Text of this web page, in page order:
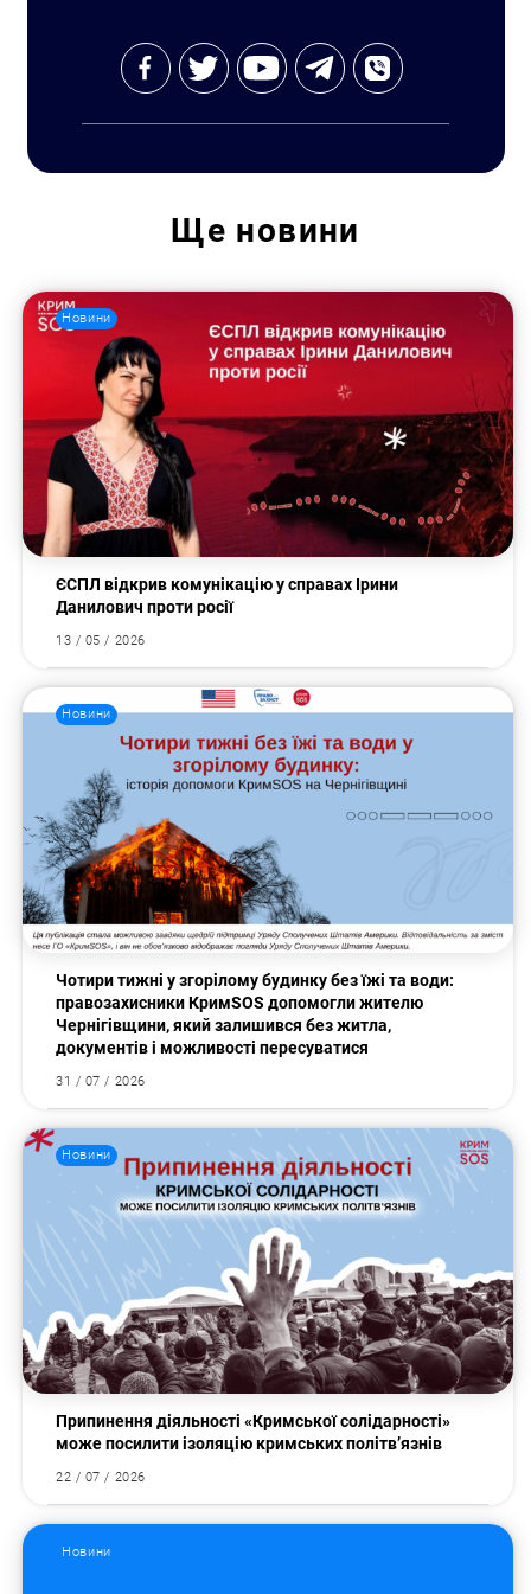
Ще новини
Новини
ЄСПЛ відкрив комунікацію у справах Ірини
Данилович проти росії
13 / 05 / 2026
Новини
Чотири тижні у згорілому будинку без їжі та води:
правозахисники КримSOS допомогли жителю
Чернігівщини, який залишився без житла,
документів і можливості пересуватися
31 / 07 / 2026
Новини
Припинення діяльності «Кримської солідарності»
може посилити ізоляцію кримських політв’язнів
22 / 07 / 2026
Новини